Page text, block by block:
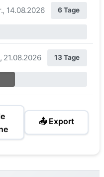
14.08.2026 6 Tage
21.08.2026 13 Tage
📤 Export